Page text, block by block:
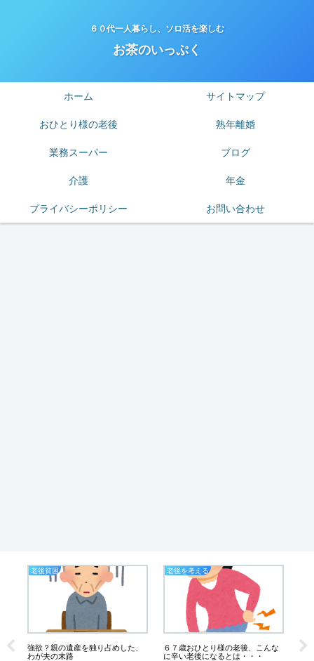
６０代一人暮らし、ソロ活を楽しむ
お茶のいっぷく
ホーム サイトマップ
おひとり様の老後 熟年離婚
業務スーパー ブログ
介護 年金
プライバシーポリシー お問い合わせ
老後貧困
強欲？親の遺産を独り占めした、
わが夫の末路
老後を考える
６７歳おひとり様の老後、こんな
に辛い老後になるとは・・・
業